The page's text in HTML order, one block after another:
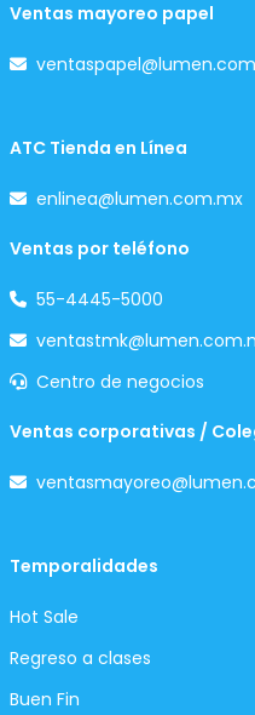
Ventas mayoreo papel
ventaspapel@lumen.com
ATC Tienda en Línea
enlinea@lumen.com.mx
Ventas por teléfono
55-4445-5000
Centro de negocios
Ventas corporativas /
Temporalidades
Hot Sale
Regreso a clases
Buen Fin